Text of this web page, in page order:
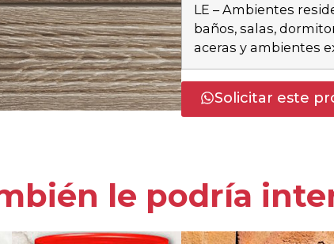
LE – Ambientes
baños, salas,
aceras y ambientes
Solicitar este
le podría